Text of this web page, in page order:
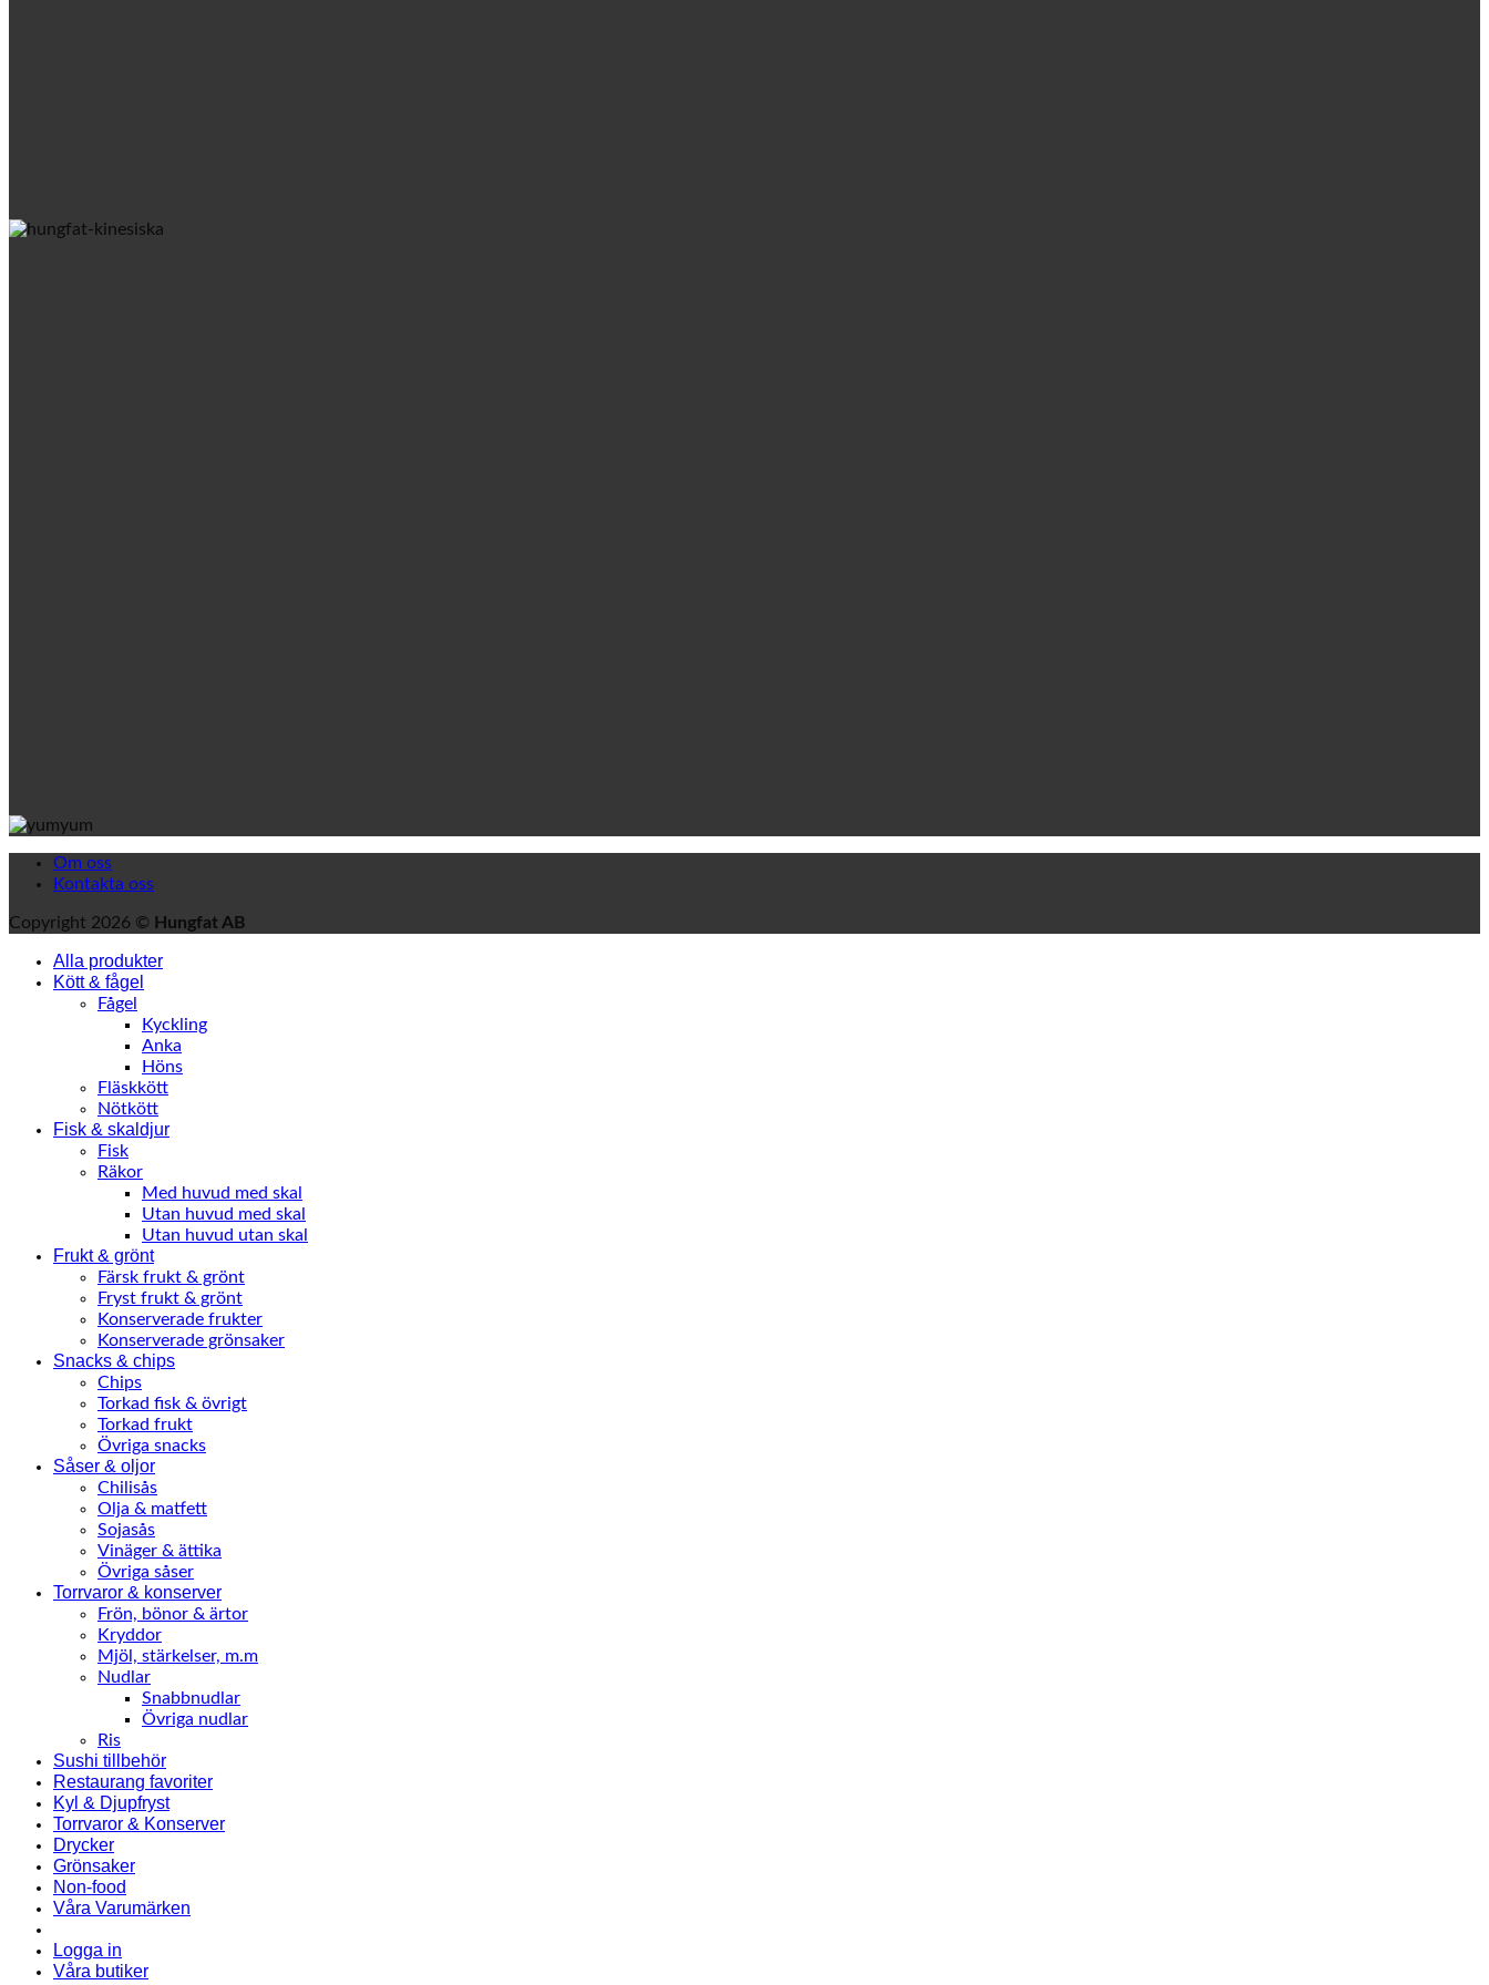
Om oss
Kontakta oss
Copyright 2026 © Hungfat AB
Alla produkter
Kött & fågel
Fågel
Kyckling
Anka
Höns
Fläskkött
Nötkött
Fisk & skaldjur
Fisk
Räkor
Med huvud med skal
Utan huvud med skal
Utan huvud utan skal
Frukt & grönt
Färsk frukt & grönt
Fryst frukt & grönt
Konserverade frukter
Konserverade grönsaker
Snacks & chips
Chips
Torkad fisk & övrigt
Torkad frukt
Övriga snacks
Såser & oljor
Chilisås
Olja & matfett
Sojasås
Vinäger & ättika
Övriga såser
Torrvaror & konserver
Frön, bönor & ärtor
Kryddor
Mjöl, stärkelser, m.m
Nudlar
Snabbnudlar
Övriga nudlar
Ris
Sushi tillbehör
Restaurang favoriter
Kyl & Djupfryst
Torrvaror & Konserver
Drycker
Grönsaker
Non-food
Våra Varumärken
Logga in
Våra butiker